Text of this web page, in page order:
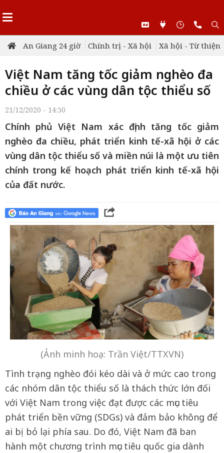
An Giang 24 giờ Chính trị - Xã hội Xã hội - Từ thiện
Việt Nam tăng tốc giảm nghèo đa
chiều ở các vùng dân tộc thiểu số
21/12/2020 - 14:50
Chính phủ Việt Nam xác định tăng tốc giảm
nghèo đa chiều, phát triển kinh tế-xã hội ở các
vùng dân tộc thiểu số và miền núi là một ưu tiên
chính trong kế hoạch phát triển kinh tế-xã hội
của đất nước.
(Ảnh minh hoạ: Trần Việt/TTXVN)
Tình trạng nghèo đói kéo dài và ở mức cao trong
các nhóm dân tộc thiểu số là thách thức lớn đối
với Việt Nam trong việc đạt được các mục tiêu
phát triển bền vững (SDGs) và đảm bảo không để
ai bị bỏ lại phía sau. Do đó, Việt Nam đã ban
hành một chương trình mục tiêu quốc gia dành